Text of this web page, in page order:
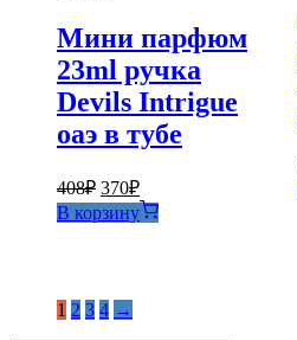
Мини парфюм
23ml ручка
Devils Intrigue
оаэ в тубе
408₽ Первоначальная
цена
составляла
370₽Текущая
цена:
370₽.
В корзину
1 2 3 4 →